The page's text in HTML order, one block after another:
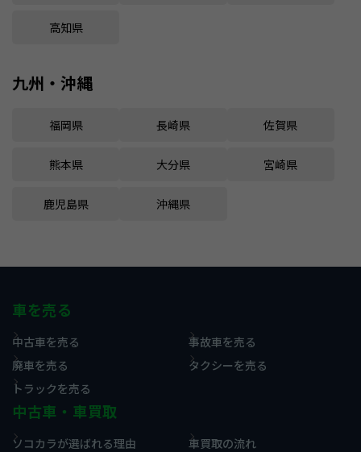
高知県
九州・沖縄
福岡県 長崎県 佐賀県
熊本県 大分県 宮崎県
鹿児島県 沖縄県
車を売る
中古車を売る
事故車を売る
廃車を売る
タクシーを売る
トラックを売る
中古車・車買取
ソコカラが選ばれる理由
車買取の流れ